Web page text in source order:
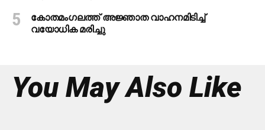
കോതമംഗലത്ത് അജ്ഞാത വാഹനമിടിച്ച്
വയോധിക മരിച്ചു
You May Also Like